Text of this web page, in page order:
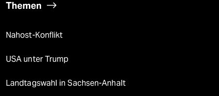
Themen
Nahost-Konflikt
USA unter Trump
Landtagswahl in Sachsen-Anhalt